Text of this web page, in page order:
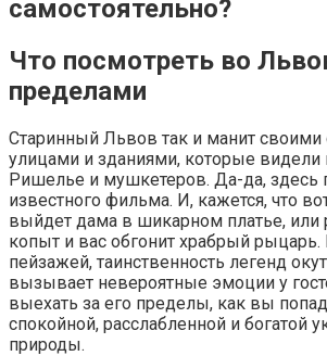
самостоятельно?
Что посмотреть во
пределами
Старинный Львов так и манит
улицами и зданиями, которые видели
Ришелье и мушкетеров. Да-да, здесь
известного фильма. И, кажется, что
выйдет дама в шикарном платье, или
копыт и вас обгонит храбрый
пейзажей, таинственность легенд
вызывает невероятные эмоции у
выехать за его пределы, как вы
спокойной, расслабленной и богатой
природы.